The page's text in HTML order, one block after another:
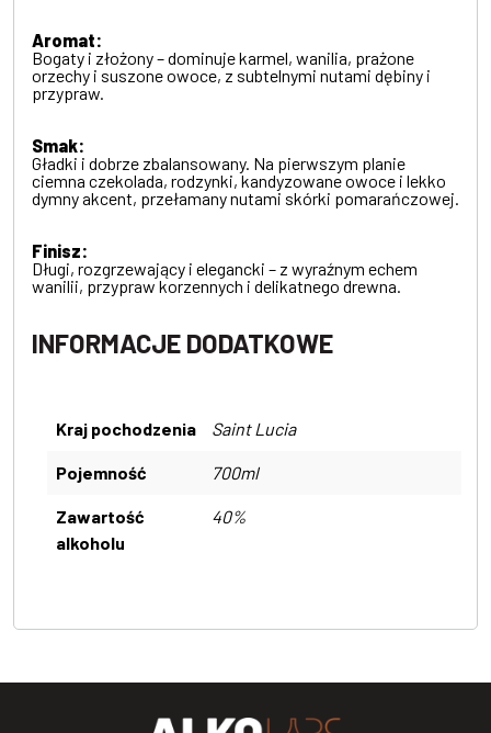
Aromat:
Bogaty i złożony – dominuje karmel, wanilia, prażone
orzechy i suszone owoce, z subtelnymi nutami dębiny i
przypraw.
Smak:
Gładki i dobrze zbalansowany. Na pierwszym planie
ciemna czekolada, rodzynki, kandyzowane owoce i lekko
dymny akcent, przełamany nutami skórki pomarańczowej.
Finisz:
Długi, rozgrzewający i elegancki – z wyraźnym echem
wanilii, przypraw korzennych i delikatnego drewna.
INFORMACJE DODATKOWE
Kraj pochodzenia Saint Lucia
Pojemność 700ml
Zawartość
alkoholu
40%